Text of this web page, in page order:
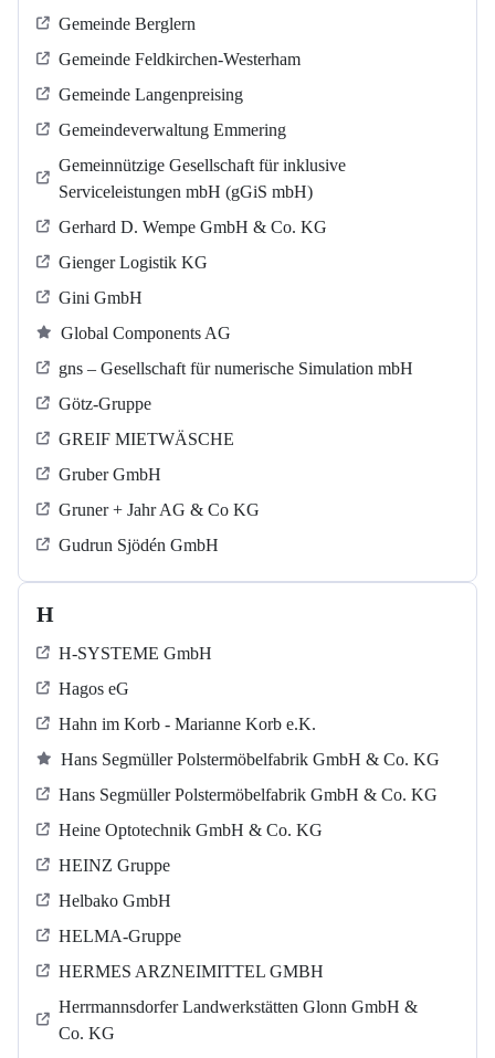
Gemeinde Berglern
Gemeinde Feldkirchen-Westerham
Gemeinde Langenpreising
Gemeindeverwaltung Emmering
Gemeinnützige Gesellschaft für inklusive
Serviceleistungen mbH (gGiS mbH)
Gerhard D. Wempe GmbH & Co. KG
Gienger Logistik KG
Gini GmbH
Global Components AG
gns – Gesellschaft für numerische Simulation mbH
Götz-Gruppe
GREIF MIETWÄSCHE
Gruber GmbH
Gruner + Jahr AG & Co KG
Gudrun Sjödén GmbH
H
H-SYSTEME GmbH
Hagos eG
Hahn im Korb - Marianne Korb e.K.
Hans Segmüller Polstermöbelfabrik GmbH & Co. KG
Hans Segmüller Polstermöbelfabrik GmbH & Co. KG
Heine Optotechnik GmbH & Co. KG
HEINZ Gruppe
Helbako GmbH
HELMA-Gruppe
HERMES ARZNEIMITTEL GMBH
Herrmannsdorfer Landwerkstätten Glonn GmbH &
Co. KG